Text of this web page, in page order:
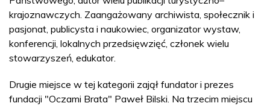
krajoznawczych. Zaangażowany archiwista, społecznik i
pasjonat, publicysta i naukowiec, organizator wystaw,
konferencji, lokalnych przedsięwzięć, członek wielu
stowarzyszeń, edukator.
Drugie miejsce w tej kategorii zajął fundator i prezes
fundacji "Oczami Brata" Paweł Bilski. Na trzecim miejscu